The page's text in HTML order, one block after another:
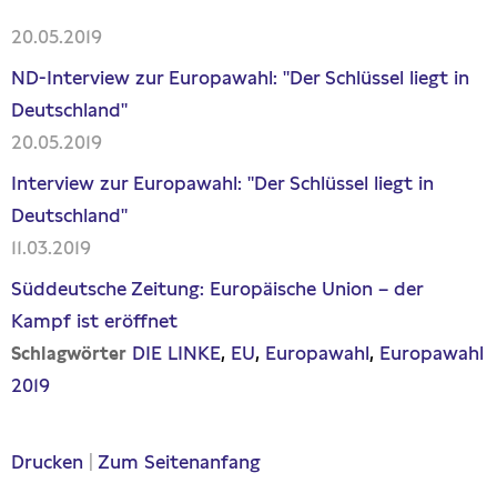
20.05.2019
ND-Interview zur Europawahl: "Der Schlüssel liegt in
Deutschland"
20.05.2019
Interview zur Europawahl: "Der Schlüssel liegt in
Deutschland"
11.03.2019
Süddeutsche Zeitung: Europäische Union – der
Kampf ist eröffnet
Schlagwörter DIE LINKE EU Europawahl Europawahl
2019
Drucken Zum Seitenanfang